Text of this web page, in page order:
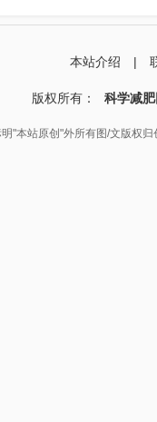
本站介绍 |
版权所有： 科学减
"本站原创"外所有图/文版权